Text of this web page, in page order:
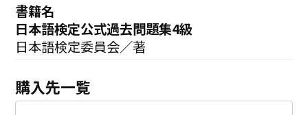
書籍名
日本語検定公式過去問題集4級
日本語検定委員会／著
購入先一覧